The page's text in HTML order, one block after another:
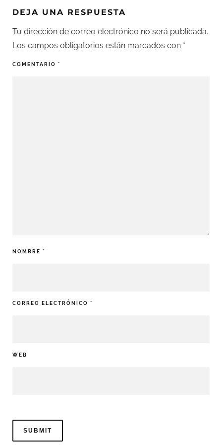
DEJA UNA RESPUESTA
Tu dirección de correo electrónico no será publicada.
Los campos obligatorios están marcados con *
COMENTARIO *
NOMBRE *
CORREO ELECTRÓNICO *
WEB